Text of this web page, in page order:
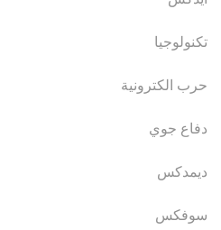
تكنولوجيا
حرب الكترونية
دفاع جوي
ديمدكس
سوفكس